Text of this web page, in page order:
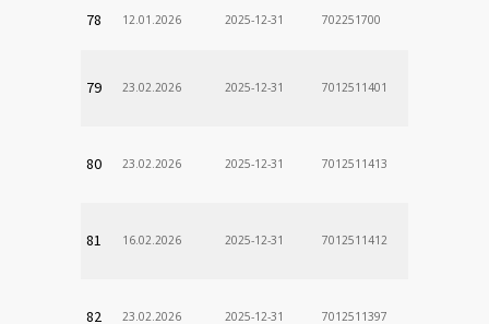
78 12.01.2026 2025-12-31 702251700
79 23.02.2026 2025-12-31 7012511401
80 23.02.2026 2025-12-31 7012511413
81 16.02.2026 2025-12-31 7012511412
82 23.02.2026 2025-12-31 7012511397